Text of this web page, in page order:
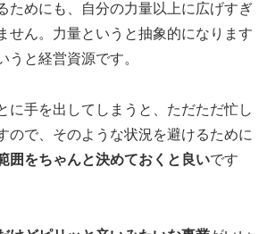
ためにも、自分の力量以上に広げすぎ
せん。力量というと抽象的になります
うと経営資源です。
に手を出してしまうと、ただただ忙し
ので、そのような状況を避けるために
囲をちゃんと決めておくと良いです